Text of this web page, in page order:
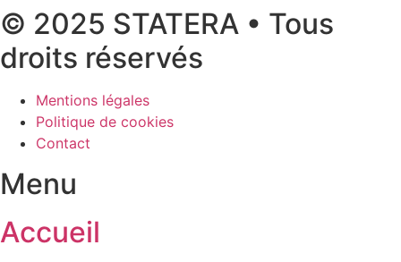
© 2025 STATERA • Tous
droits réservés
Mentions légales
Politique de cookies
Contact
Menu
Accueil